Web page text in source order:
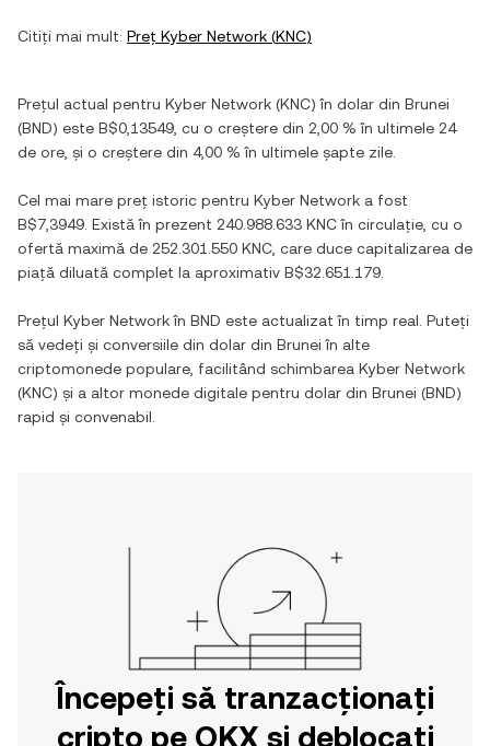
Citiți mai mult: Preț Kyber Network (KNC)
Prețul actual pentru Kyber Network (KNC) în dolar din Brunei
(BND) este B$0,13549 , cu o creștere din 2,00 % în ultimele 24
de ore, și o creștere din 4,00 % în ultimele șapte zile.
Cel mai mare preț istoric pentru Kyber Network a fost
B$7,3949 . Există în prezent 240.988.633 KNCîn circulație, cu o
ofertă maximă de 252.301.550 KNC , care duce capitalizarea de
piață diluată complet la aproximativ B$32.651.179
Prețul Kyber Networkîn BND este actualizat în timp real. Puteți
să vedeți și conversiile din dolar din Brunei în alte
criptomonede populare, facilitând schimbarea Kyber Network
(KNC) și a altor monede digitale pentru dolar din Brunei (BND)
rapid și convenabil.
Începeți să tranzacționați
cripto pe OKX și deblocați